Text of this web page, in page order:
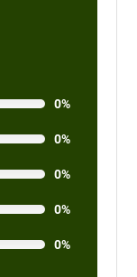
0%
0%
0%
0%
0%